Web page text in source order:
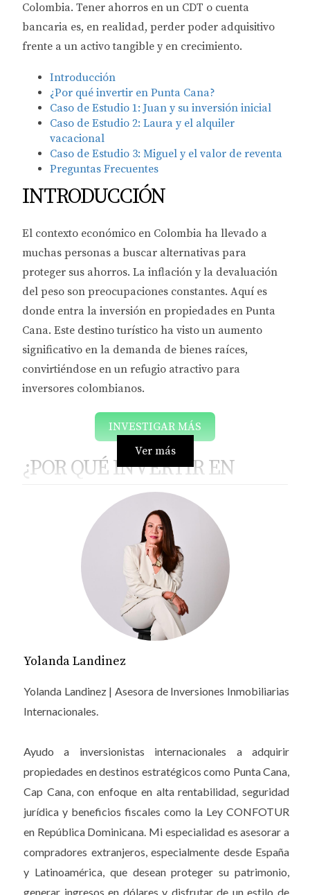
Colombia. Tener ahorros en un CDT o cuenta
bancaria es, en realidad, perder poder adquisitivo
frente a un activo tangible y en crecimiento.
Introducción
¿Por qué invertir en Punta Cana?
Caso de Estudio 1: Juan y su inversión inicial
Caso de Estudio 2: Laura y el alquiler
vacacional
Caso de Estudio 3: Miguel y el valor de reventa
Preguntas Frecuentes
INTRODUCCIÓN
El contexto económico en Colombia ha llevado a
muchas personas a buscar alternativas para
proteger sus ahorros. La inflación y la devaluación
del peso son preocupaciones constantes. Aquí es
donde entra la inversión en propiedades en Punta
Cana. Este destino turístico ha visto un aumento
significativo en la demanda de bienes raíces,
convirtiéndose en un refugio atractivo para
inversores colombianos.
INVESTIGAR MÁS
¿POR QUÉ INVERTIR EN
PUNTA CANA?
Punta Cana se ha posicionado como un centro
turístico internacional. Esto significa que hay un
constante flujo de turistas que buscan alojamiento,
lo que a su vez incrementa la demanda de
propiedades. Además, los precios de las
propiedades aún son relativamente accesibles
para vacacionar, sino también una fuente potencial
de ingresos a través del alquiler vacacional. Es una
a la alta demanda turística.
CONTACTAR AHORA
Caso de Estudio 1: Juan y su inversión
inicial
Juan, un profesional colombiano, decidió invertir
sus ahorros en un apartamento en Punta Cana. A
Ver más
Yolanda Landinez
Yolanda Landinez | Asesora de Inversiones Inmobiliarias
Internacionales.
Ayudo a inversionistas internacionales a adquirir
propiedades en destinos estratégicos como Punta Cana,
Cap Cana, con enfoque en alta rentabilidad, seguridad
jurídica y beneficios fiscales como la Ley CONFOTUR
en República Dominicana. Mi especialidad es asesorar a
compradores extranjeros, especialmente desde España
y Latinoamérica, que desean proteger su patrimonio,
generar ingresos en dólares y disfrutar de un estilo de